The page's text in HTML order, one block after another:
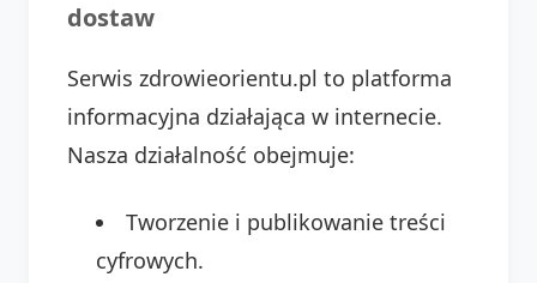
dostaw
Serwis zdrowieorientu.pl to platforma
informacyjna działająca w internecie.
Nasza działalność obejmuje:
Tworzenie i publikowanie treści
cyfrowych.